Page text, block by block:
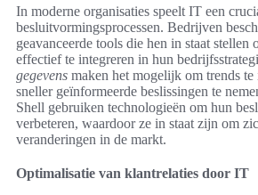
In moderne organisaties speelt IT een
besluitvormingsprocessen. Bedrijven
geavanceerde tools die hen in staat stellen
effectief te integreren in hun
gegevens maken het mogelijk om trends te
sneller geïnformeerde beslissingen te
Shell gebruiken technologieën om hun
verbeteren, waardoor ze in staat zijn om
veranderingen in de markt.
Optimalisatie van klantrelaties door IT